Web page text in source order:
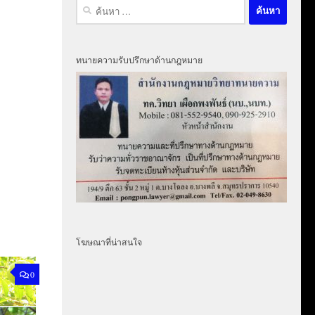
0
ค้นหา
สำหรับ:
ทนายความรับปรึกษาด้านกฎหมาย
โฆษณาที่น่าสนใจ